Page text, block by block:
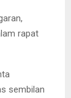
rapat
sembilan